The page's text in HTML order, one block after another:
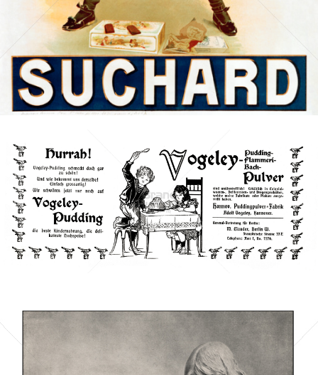
Bild-ID: 14816
VOGELEY Vogeley GmbH, Hameln 1901
Bild-ID: 40693